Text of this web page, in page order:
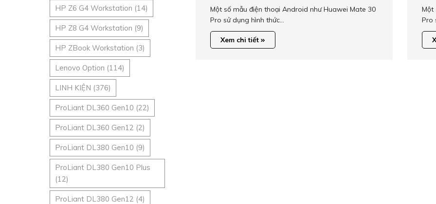
HP Z6 G4 Workstation (14)
HP Z8 G4 Workstation (9)
HP ZBook Workstation (3)
Lenovo Option (114)
LINH KIỆN (376)
ProLiant DL360 Gen10 (22)
ProLiant DL360 Gen12 (2)
ProLiant DL380 Gen10 (9)
ProLiant DL380 Gen10 Plus
(12)
ProLiant DL380 Gen12 (4)
Một số mẫu điện thoại Android như Huawei Mate 30
Pro sử dụng hình thức…
Xem chi tiết
Một
Pro